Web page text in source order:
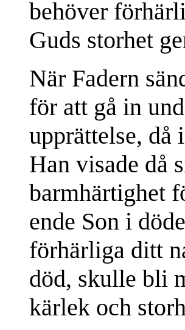
behöver
Guds storhet
När Fadern
för att gå in
upprättelse, då
Han visade då
barmhärtighet
ende Son i
förhärliga ditt
död, skulle bli
kärlek och